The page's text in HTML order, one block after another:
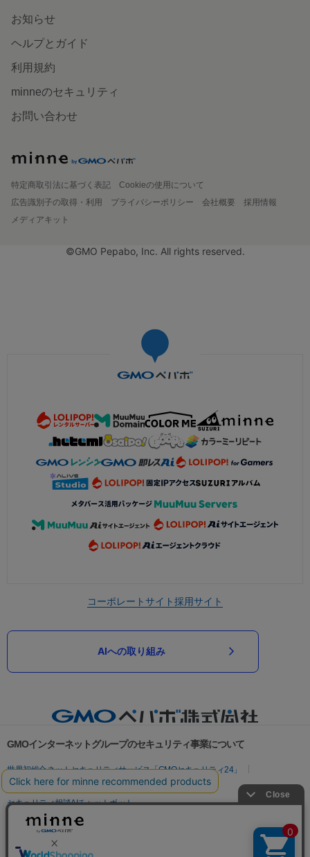
お知らせ
ヘルプとガイド
利用規約
minneのセキュリティ
お問い合わせ
特定商取引法に基づく表記
Cookieの使用について
広告識別子の取得・利用
プライバシーポリシー 会社概要
採用情報
メディアキット
©GMO Pepabo, Inc. All rights reserved.
コーポレートサイト採用サイト
AIへの取り組み
GMOインターネットグループのセキュリティ事業について
世界初総合ネットセキュリティサービス「GMOセキュリティ24」
パスワード漏洩診断
Webサイトリスク診断
セキュリティ相談AIチャットボット
実在証明・盗聴対策
サイバー攻撃対策（GMO Flatt Security）